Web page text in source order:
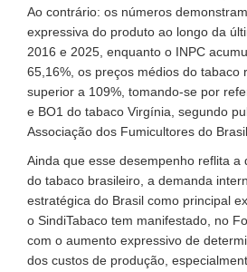
Ao contrário: os números
expressiva do produto ao longo da
2016 e 2025, enquanto o INPC
65,16%, os preços médios do tabaco
superior a 109%, tomando-se por
e BO1 do tabaco Virgínia, segundo
Associação dos Fumicultores do
Ainda que esse desempenho reflita a
do tabaco brasileiro, a demanda
estratégica do Brasil como principal
o SindiTabaco tem manifestado, no
com o aumento expressivo de
dos custos de produção,